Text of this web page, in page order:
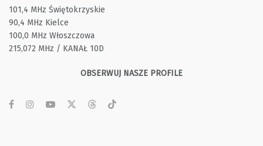
101,4 MHz Świętokrzyskie
90,4 MHz Kielce
100,0 MHz Włoszczowa
215,072 MHz / KANAŁ 10D
OBSERWUJ NASZE PROFILE